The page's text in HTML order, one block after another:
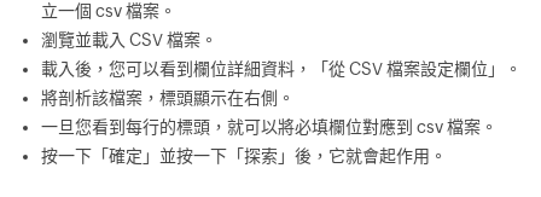
立一個 csv 檔案。
瀏覽並載入 CSV 檔案。
載入後，您可以看到欄位詳細資料，「從 CSV 檔案設定欄位」。
將剖析該檔案，標頭顯示在右側。
一旦您看到每行的標頭，就可以將必填欄位對應到 csv 檔案。
按一下「確定」並按一下「探索」後，它就會起作用。